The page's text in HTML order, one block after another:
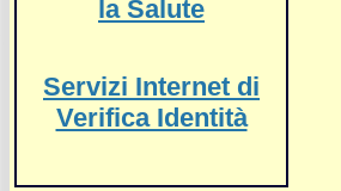
la Salute
Servizi Internet di
Verifica Identità